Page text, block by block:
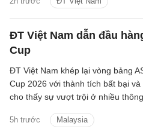
giải.
ĐT Việt Nam dẫn đầu
Cup
5h trước Malaysia
ĐT Việt Nam khép lại vòng bảng
Cup 2026 với thành tích bất bại và
cho thấy sự vượt trội ở nhiều
Malaysia tại bán kết.